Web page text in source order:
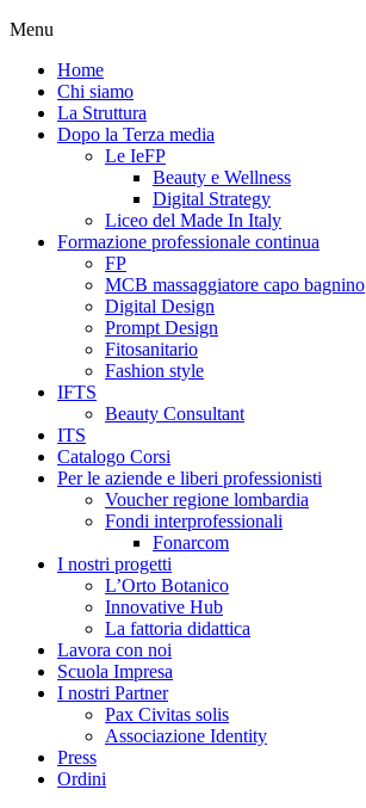
Menu
Home
Chi siamo
La Struttura
Dopo la Terza media
Le IeFP
Beauty e Wellness
Digital Strategy
Liceo del Made In Italy
Formazione professionale continua
FP
MCB massaggiatore capo bagnino
Digital Design
Prompt Design
Fitosanitario
Fashion style
IFTS
Beauty Consultant
ITS
Catalogo Corsi
Per le aziende e liberi professionisti
Voucher regione lombardia
Fondi interprofessionali
Fonarcom
I nostri progetti
L’Orto Botanico
Innovative Hub
La fattoria didattica
Lavora con noi
Scuola Impresa
I nostri Partner
Pax Civitas solis
Associazione Identity
Press
Ordini